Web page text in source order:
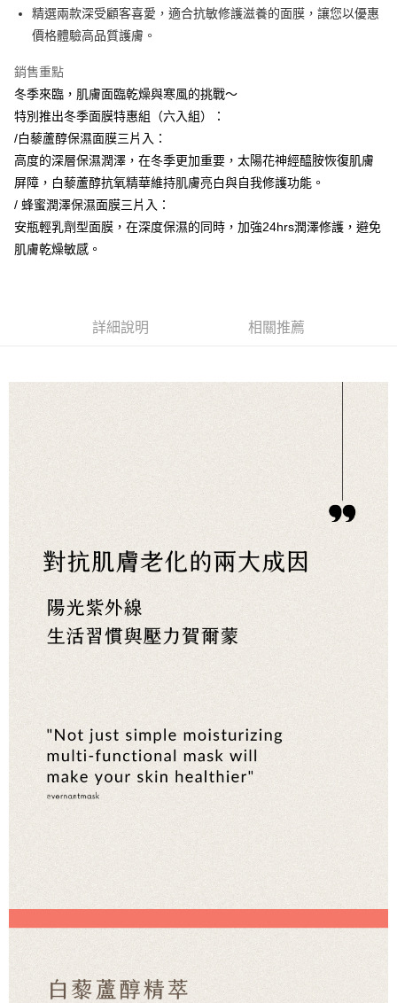
悠遊付
Google Pay
AFTEE先享後付
相關說明
【關於「AFTEE先享後付」】
AFTEE先享後付是「在收到商品之後才付款」的支付方式。 讓您購物簡單
便利好安心！
１．簡單：不需註冊會員、不需綁卡、不需儲值。
２．便利：只要手機號碼，簡訊認證，即可結帳。
【「AFTEE先享後付」結帳流程】
１．於結帳方式選擇「AFTEE先享後付」後，將跳轉至「AFTEE先享後付」
結帳頁面，進行簡訊認證並確認金額後，即可完成結帳。
※ 請注意：結帳手續完成當下不需立刻繳費，但若您需要取消訂單，請聯絡
１．透過由恩沛科技股份有限公司提供之「AFTEE先享後付」服務完成之交
易，需依本服務之必要範圍內提供個人資料，並將交易相關給付款項請求債
權轉讓予恩沛科技股份有限公司。
２．關於個人資料處理事宜，請瀏覽以下網址：
https://aftee.tw/terms/#terms3
３．未成年的使用者請事先徵得法定代理人或監護人之同意方可使用
「AFTEE先享後付」，若未經同意申辦者引起之損失，本公司不負相關責
４．使用「AFTEE先享後付」時，將依據個別帳號之用戶狀況，依本公司即
請求用戶進行身份認證。
５．嚴禁一人註冊多個帳號或使用他人資訊註冊。若發現惡意使用之情形，
恩沛科技股份有限公司將有權停止該用戶之使用額度並採取法律行動。
全家取貨付款
每筆NT$60，滿NT$600(含以上)免運費
7-11取貨付款
每筆NT$60，滿NT$499(含以上)免運費
海外配送
精選兩款深受顧客喜愛，適合抗敏修護滋養的面膜，讓您以優惠
價格體驗高品質護膚。
銷售重點
冬季來臨，肌膚面臨乾燥與寒風的挑戰～
特別推出冬季面膜特惠組（六入組）：
/白藜蘆醇保濕面膜三片入：
高度的深層保濕潤澤，在冬季更加重要，太陽花神經醯胺恢復肌膚
屏障，白藜蘆醇抗氧精華維持肌膚亮白與自我修護功能。
/ 蜂蜜潤澤保濕面膜三片入：
安瓶輕乳劑型面膜，在深度保濕的同時，加強24hrs潤澤修護，避免
肌膚乾燥敏感。
詳細說明 相關推薦